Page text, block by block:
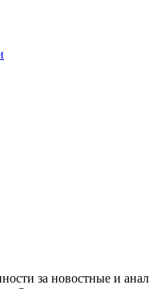
за новостные и